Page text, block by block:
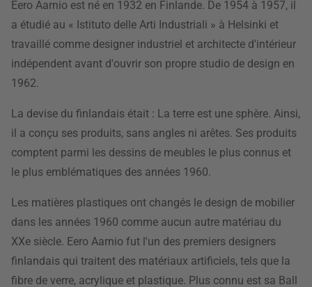
Eero Aarnio est né en 1932 en Finlande. De 1954 à 1957, il
a étudié au « Istituto delle Arti Industriali » à Helsinki et
travaillé comme designer industriel et architecte d'intérieur
indépendent avant d'ouvrir son propre studio de design en
1962.
La devise du finlandais était : La terre est une sphère. Ainsi,
il a conçu ses produits, sans angles ni arêtes. Ses produits
comptent parmi les dessins de meubles le plus connus et
le plus emblématiques des années 1960.
Les matières plastiques ont changés le design de mobilier
dans les années 1960 comme aucun autre matériau du
XXe siècle. Eero Aarnio fut l'un des premiers designers
finlandais qui traitent des matériaux artificiels, tels que la
fibre de verre, acrylique et plastique. Plus connu est sa Ball